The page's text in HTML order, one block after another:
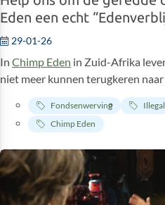
Eden een echt
29-01-26
In Chimp Eden in Zuid-Afrika
niet meer kunnen terugkeren
waar ze hun leven lang zullen
toevluchtsoord.Wat deze dieren
waarin ze kunnen herstellen en op
leven. Chimp Eden biedt dat
van het opvangcentrum vergt
Momenteel zijn er problemen
de chimpanseeverblijven en de
Fondsenwerving
Chimp Eden